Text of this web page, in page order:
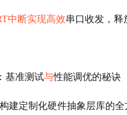
中断实现高效串口收发，释
基准测试与性能调优的秘诀
建定制化硬件抽象层库的全